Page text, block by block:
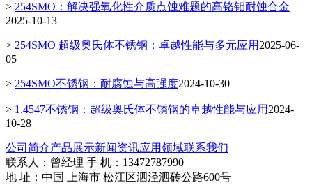
> 254SMO：解决强氧化性介质点蚀难题的高铬钼耐蚀合金
2025-10-13
> 254SMO 超级奥氏体不锈钢：卓越性能与多元应用 2025-06-
05
> 254SMO不锈钢：耐腐蚀与高强度2024-10-30
> 1.4547不锈钢：超级奥氏体不锈钢的卓越性能与应用 2024-
10-28
公司简介产品展示新闻资讯应用领域联系我们
联系人：曾经理 手 机：13472787990
地 址：中国 上海市 松江区泗泾泗砖公路600号